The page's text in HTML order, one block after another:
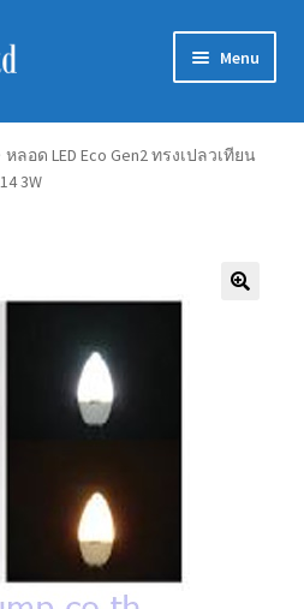
Menu
หลอด LED Eco Gen2 ทรงเปลวเทียน
3W